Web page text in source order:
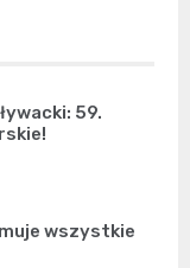
59.
wszystkie